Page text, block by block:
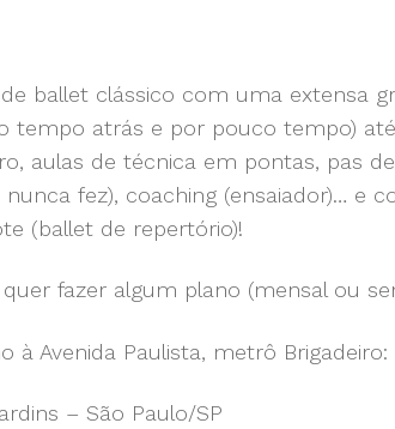
ballet clássico com uma extensa
tempo atrás e por pouco tempo)
aulas de técnica em pontas, pas
fez), coaching (ensaiador)… e
(ballet de repertório)!
fazer algum plano (mensal ou
à Avenida Paulista, metrô Brigadeiro:
– São Paulo/SP